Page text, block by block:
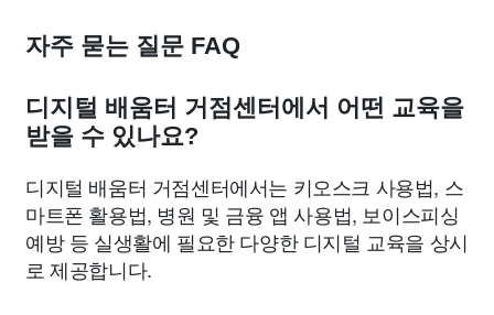
자주 묻는 질문 FAQ
디지털 배움터 거점센터에서 어떤 교육을
받을 수 있나요?
디지털 배움터 거점센터에서는 키오스크 사용법, 스
마트폰 활용법, 병원 및 금융 앱 사용법, 보이스피싱
예방 등 실생활에 필요한 다양한 디지털 교육을 상시
로 제공합니다.